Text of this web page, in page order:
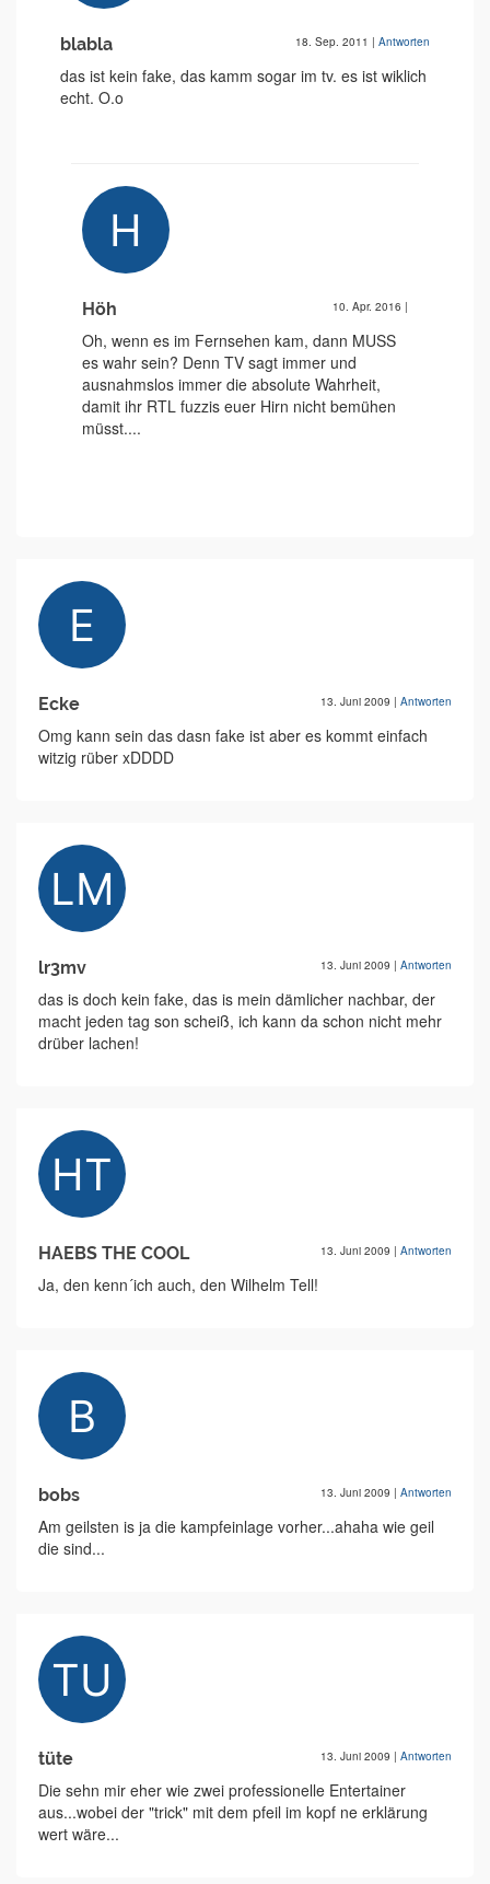
blabla 18. Sep. 2011 | Antworten
das ist kein fake, das kamm sogar im tv. es ist wiklich
echt. O.o
Höh 10. Apr. 2016 |
Oh, wenn es im Fernsehen kam, dann MUSS
es wahr sein? Denn TV sagt immer und
ausnahmslos immer die absolute Wahrheit,
damit ihr RTL fuzzis euer Hirn nicht bemühen
müsst....
Ecke 13. Juni 2009 | Antworten
Omg kann sein das dasn fake ist aber es kommt einfach
witzig rüber xDDDD
lr3mv 13. Juni 2009 | Antworten
das is doch kein fake, das is mein dämlicher nachbar, der
macht jeden tag son scheiß, ich kann da schon nicht mehr
drüber lachen!
HAEBS THE COOL 13. Juni 2009 | Antworten
Ja, den kenn´ich auch, den Wilhelm Tell!
bobs 13. Juni 2009 | Antworten
Am geilsten is ja die kampfeinlage vorher...ahaha wie geil
die sind...
tüte 13. Juni 2009 | Antworten
Die sehn mir eher wie zwei professionelle Entertainer
aus...wobei der "trick" mit dem pfeil im kopf ne erklärung
wert wäre...